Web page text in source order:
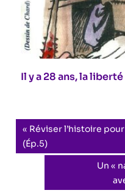
Il y a 28 ans, la
Navigation
de
Previous
Post:
Réviser l’histoire
(Ép.5)
Next
Post:
Un «